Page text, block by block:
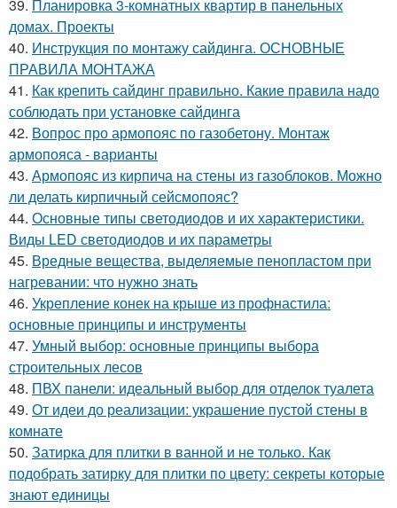
39. Планировка 3-комнатных квартир в панельных
домах. Проекты
40. Инструкция по монтажу сайдинга. ОСНОВНЫЕ
ПРАВИЛА МОНТАЖА
41. Как крепить сайдинг правильно. Какие правила надо
соблюдать при установке сайдинга
42. Вопрос про армопояс по газобетону. Монтаж
армопояса - варианты
43. Армопояс из кирпича на стены из газоблоков. Можно
ли делать кирпичный сейсмопояс?
44. Основные типы светодиодов и их характеристики.
Виды LED светодиодов и их параметры
45. Вредные вещества, выделяемые пенопластом при
нагревании: что нужно знать
46. Укрепление конек на крыше из профнастила:
основные принципы и инструменты
47. Умный выбор: основные принципы выбора
строительных лесов
48. ПВХ панели: идеальный выбор для отделок туалета
49. От идеи до реализации: украшение пустой стены в
комнате
50. Затирка для плитки в ванной и не только. Как
подобрать затирку для плитки по цвету: секреты которые
знают единицы